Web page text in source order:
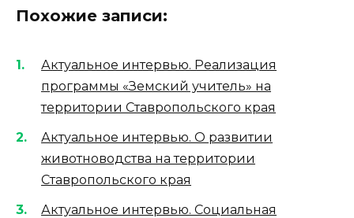
Похожие записи:
Актуальное интервью. Реализация
программы «Земский учитель» на
территории Ставропольского края
Актуальное интервью. О развитии
животноводства на территории
Ставропольского края
Актуальное интервью. Социальная